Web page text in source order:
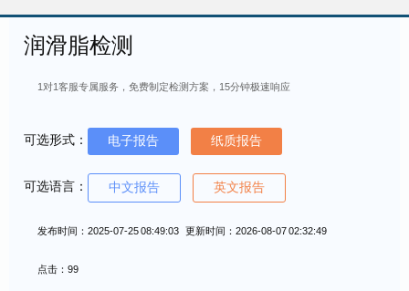
润滑脂检测
1对1客服专属服务，免费制定检测方案，15分钟极速响应
可选形式： 电子报告 纸质报告
可选语言： 中文报告 英文报告
发布时间：2025-07-25 08:49:03 更新时间：2026-08-07 02:32:49
点击：99